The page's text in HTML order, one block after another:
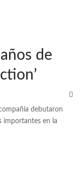
de
debutaron
importantes en la